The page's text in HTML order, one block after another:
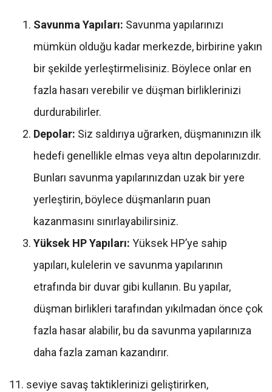
Savunma Yapıları: Savunma yapılarınızı
mümkün olduğu kadar merkezde, birbirine yakın
bir şekilde yerleştirmelisiniz. Böylece onlar en
fazla hasarı verebilir ve düşman birliklerinizi
durdurabilirler.
Depolar: Siz saldırıya uğrarken, düşmanınızın ilk
hedefi genellikle elmas veya altın depolarınızdır.
Bunları savunma yapılarınızdan uzak bir yere
yerleştirin, böylece düşmanların puan
kazanmasını sınırlayabilirsiniz.
Yüksek HP Yapıları: Yüksek HP’ye sahip
yapıları, kulelerin ve savunma yapılarının
etrafında bir duvar gibi kullanın. Bu yapılar,
düşman birlikleri tarafından yıkılmadan önce çok
fazla hasar alabilir, bu da savunma yapılarınıza
daha fazla zaman kazandırır.
11. seviye savaş taktiklerinizi geliştirirken,